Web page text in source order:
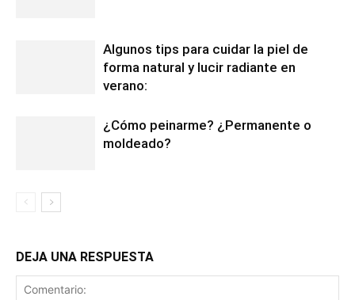
Algunos tips para cuidar la piel de
forma natural y lucir radiante en
verano:
¿Cómo peinarme? ¿Permanente o
moldeado?
DEJA UNA RESPUESTA